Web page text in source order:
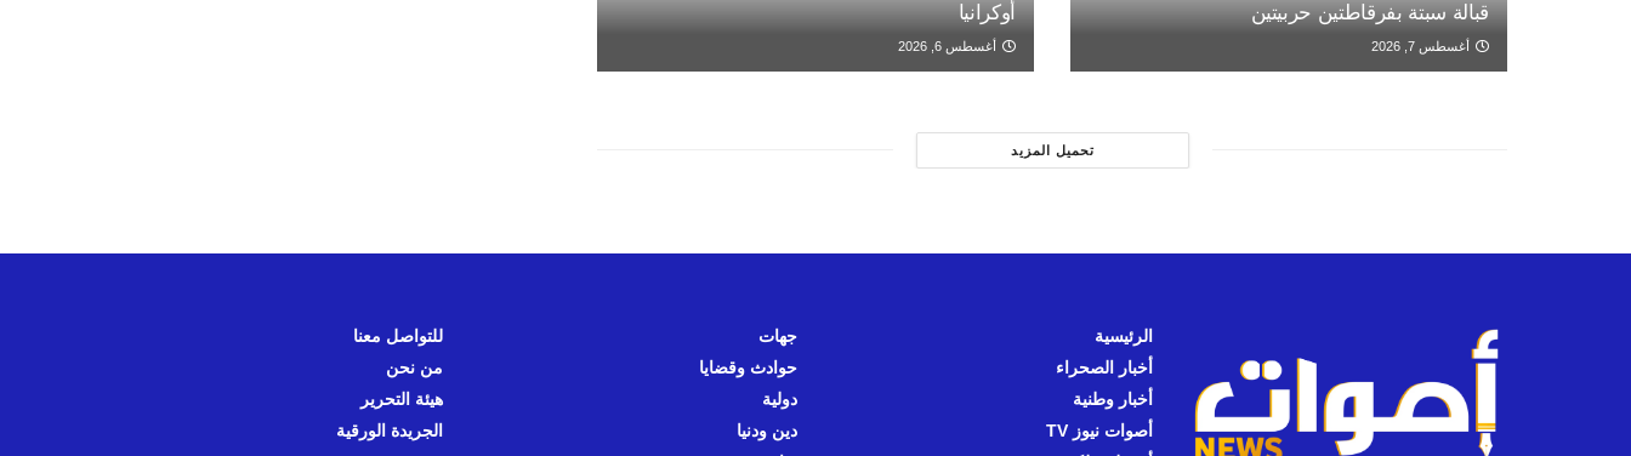
قبالة سبتة بفرقاطتين حربيتين
أغسطس 7, 2026
أوكرانيا
أغسطس 6, 2026
تحميل المزيد
الرئيسية
أخبار الصحراء
أخبار وطنية
أصوات نيوز TV
جهات
حوادث وقضايا
دولية
دين ودنيا
للتواصل معنا
من نحن
هيئة التحرير
الجريدة الورقية